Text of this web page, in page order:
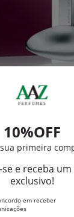
Calvin Klein
617,50